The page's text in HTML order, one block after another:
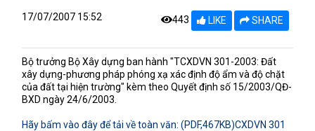
17/07/2007 15:52 443 LIKE SHARE
Bộ trưởng Bộ Xây dựng ban hành "TCXDVN 301-2003: Đất
xây dựng-phương pháp phóng xạ xác định độ ẩm và độ chặt
của đất tại hiện trường" kèm theo Quyết định số 15/2003/QĐ-
BXD ngày 24/6/2003.
Hãy bấm vào đây để tải về toàn văn: (PDF,467KB)CXDVN 301